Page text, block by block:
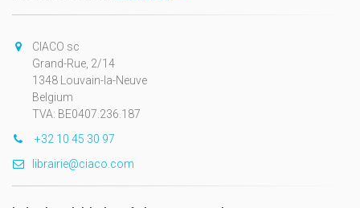
CIACO sc
Grand-Rue, 2/14
1348 Louvain-la-Neuve
Belgium
TVA: BE0407.236.187
+32 10 45 30 97
librairie@ciaco.com